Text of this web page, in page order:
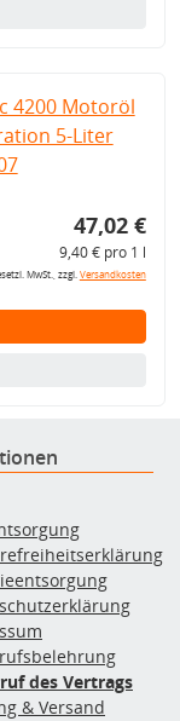
4200 Motoröl
5-Liter
47,02 €
9,40 € pro 1 l
MwSt., zzgl.Versandkosten
des Vertrags
& Versand